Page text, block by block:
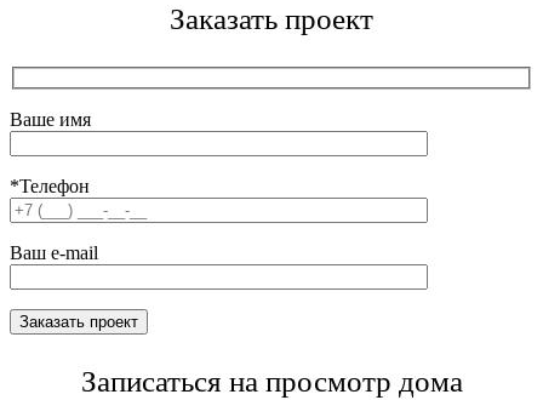
Заказать проект
Ваше имя
*Телефон
Ваш e-mail
Записаться на просмотр дома